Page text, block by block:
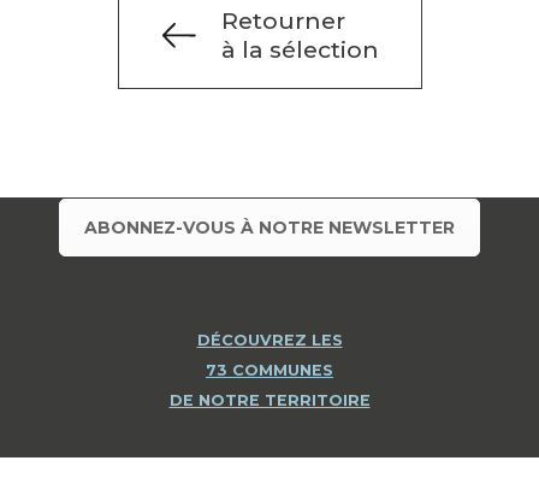
Retourner
à la sélection
ABONNEZ-VOUS À NOTRE NEWSLETTER
DÉCOUVREZ LES
73 COMMUNES
DE NOTRE TERRITOIRE